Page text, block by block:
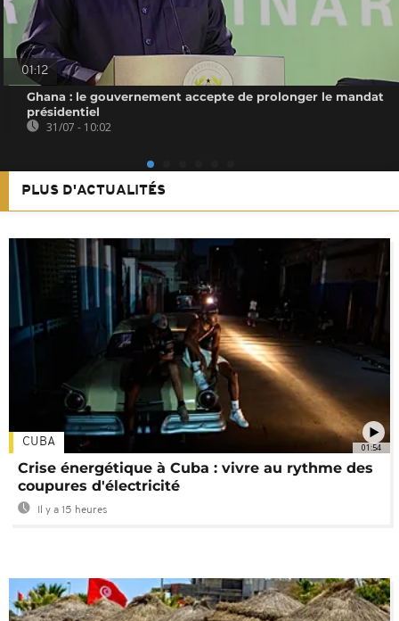
01:12
Ghana : le gouvernement accepte de prolonger le mandat
présidentiel
31/07 - 10:02
PLUS D'ACTUALITÉS
01:54
CUBA
Crise énergétique à Cuba : vivre au rythme des
coupures d'électricité
Il y a 15 heures